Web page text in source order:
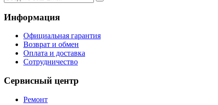
Информация
Официальная гарантия
Возврат и обмен
Оплата и доставка
Сотрудничество
Сервисный центр
Ремонт